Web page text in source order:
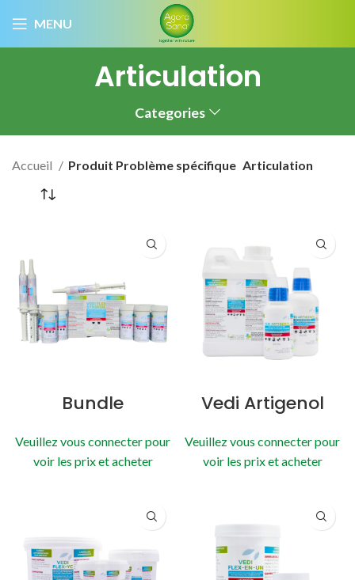
MENU
Articulation
Categories
Accueil Produit Problème spécifique Articulation
Bundle
Veuillez vous connecter pour
voir les prix et acheter
Vedi Artigenol
Veuillez vous connecter pour
voir les prix et acheter